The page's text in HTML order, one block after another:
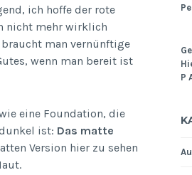
ich hoffe der rote
nicht mehr wirklich
man vernünftige
wenn man bereit ist
eine Foundation, die
ist: Das matte
Version hier zu sehen
P